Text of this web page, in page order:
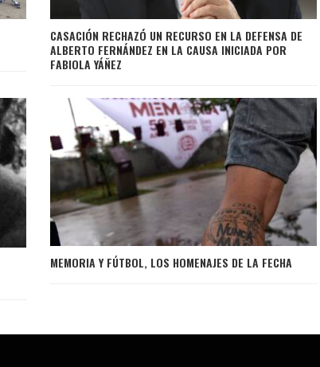
CASACIÓN RECHAZÓ UN RECURSO EN LA DEFENSA DE
ALBERTO FERNÁNDEZ EN LA CAUSA INICIADA POR
FABIOLA YÁÑEZ
MEMORIA Y FÚTBOL, LOS HOMENAJES DE LA FECHA